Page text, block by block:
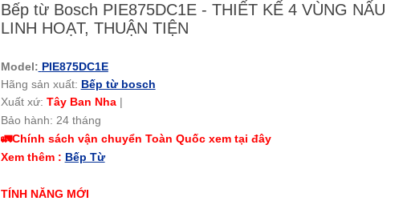
Bếp từ Bosch PIE875DC1E - THIẾT KẾ 4 VÙNG NẤU
LINH HOẠT, THUẬN TIỆN
Model: PIE875DC1E
Hãng sản xuất: Bếp từ bosch
Xuất xứ: Tây Ban Nha |
Bảo hành: 24 tháng
🚛Chính sách vận chuyển Toàn Quốc xem tại đây
Xem thêm : Bếp Từ
TÍNH NĂNG MỚI